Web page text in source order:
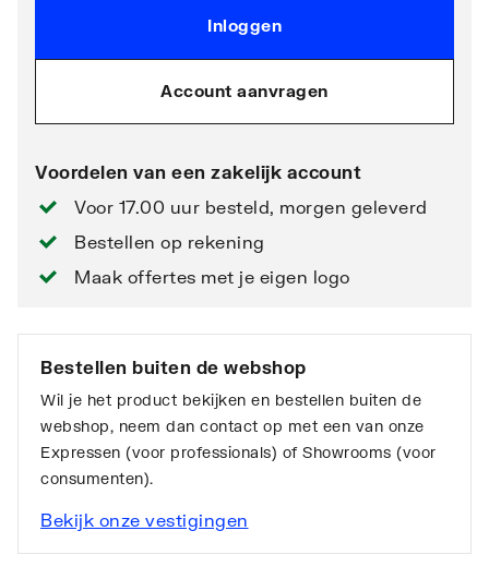
Inloggen
Account aanvragen
Voordelen van een zakelijk account
Voor 17.00 uur besteld, morgen geleverd
Bestellen op rekening
Maak offertes met je eigen logo
Bestellen buiten de webshop
Wil je het product bekijken en bestellen buiten de
webshop, neem dan contact op met een van onze
Expressen (voor professionals) of Showrooms (voor
consumenten).
Bekijk onze vestigingen